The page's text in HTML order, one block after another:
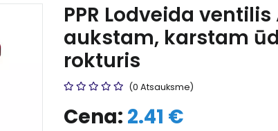
PPR Lodveida ventilis
aukstam, karstam
rokturis
(0 Atsauksme)
Cena: 2.41 €